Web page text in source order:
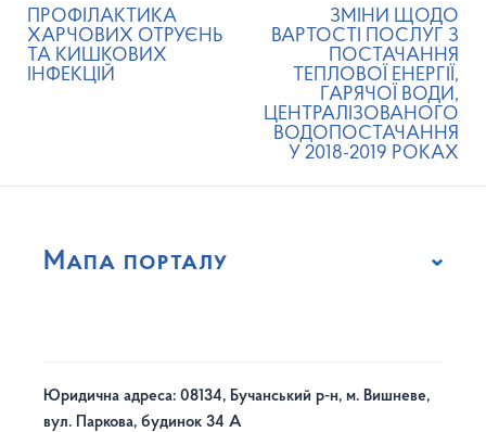
ПРОФІЛАКТИКА
ХАРЧОВИХ ОТРУЄНЬ
ТА КИШКОВИХ
ІНФЕКЦІЙ
ЗМІНИ ЩОДО
ВАРТОСТІ ПОСЛУГ З
ПОСТАЧАННЯ
ТЕПЛОВОЇ ЕНЕРГІЇ,
ГАРЯЧОЇ ВОДИ,
ЦЕНТРАЛІЗОВАНОГО
ВОДОПОСТАЧАННЯ
У 2018-2019 РОКАХ
Мапа порталу
Юридична адреса: 08134, Бучанський р-н, м. Вишневе,
вул. Паркова, будинок 34 А